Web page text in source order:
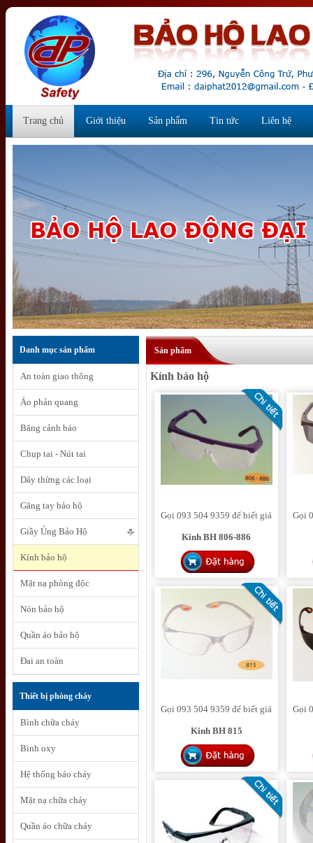
Trang chủ Giới thiệu Sản phẩm Tin tức Liên hệ
Danh mục sản phẩm
An toàn giao thông
Áo phản quang
Băng cảnh báo
Chụp tai - Nút tai
Dây thừng các loại
Găng tay bảo hộ
Giầy Ủng Bảo Hộ
Kính bảo hộ
Mặt nạ phòng độc
Nón bảo hộ
Quần áo bảo hộ
Đai an toàn
Thiết bị phòng cháy
Bình chữa cháy
Bình oxy
Hệ thống báo cháy
Mặt nạ chữa cháy
Quần áo chữa cháy
Sản phẩm
Kính bảo hộ
Gọi 093 504 9359 để biết giá
Kinh BH 806-886
Gọi
Gọi 093 504 9359 để biết giá
Kinh BH 815
Gọi